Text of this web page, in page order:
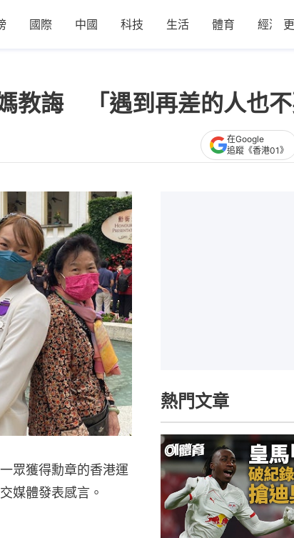
國際 中國 科技 生活 體育 經濟
教誨 「遇到再差的人也不
在Google
追蹤《香港01》
眾獲得勳章的香港運
媒體發表感言。
熱門文章